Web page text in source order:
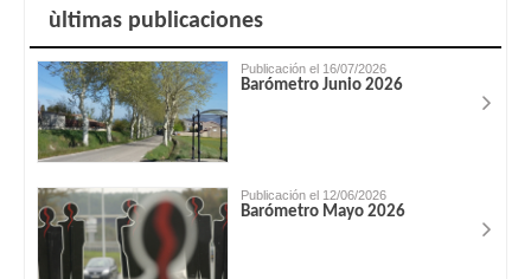
ùltimas publicaciones
Publicación el 16/07/2026
Barómetro Junio 2026
Publicación el 12/06/2026
Barómetro Mayo 2026